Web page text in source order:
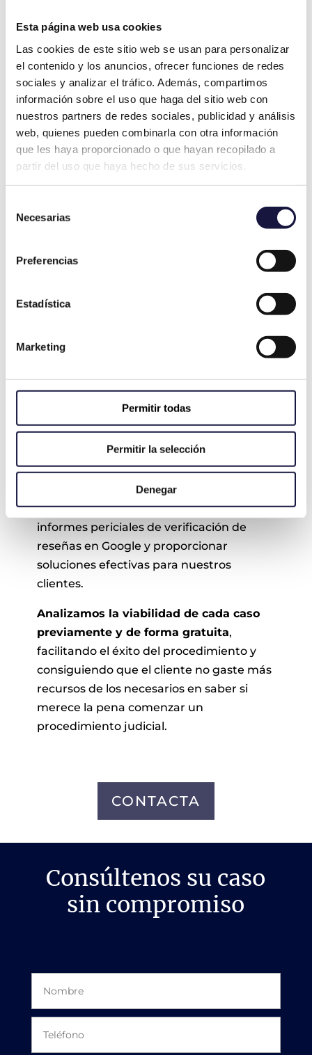
Esta página web usa cookies
Las cookies de este sitio web se usan para personalizar
el contenido y los anuncios, ofrecer funciones de redes
sociales y analizar el tráfico. Además, compartimos
información sobre el uso que haga del sitio web con
nuestros partners de redes sociales, publicidad y análisis
web, quienes pueden combinarla con otra información
que les haya proporcionado o que hayan recopilado a
partir del uso que haya hecho de sus servicios.
Necesarias
Preferencias
Estadística
Marketing
Permitir todas
Permitir la selección
Denegar
Este informe es utilizado como
procedimientos judiciales, donde el
perito trabaja en estrecha colaboración
con nuestros clientes y sus abogados
para garantizar que estén
completamente informados y
comprendan las conclusiones del
dictamen.
El Equipo de VÍA PERICIAL
VÍA PERICIAL dispone de un equipo de
peritos judiciales informáticos, todos
con amplia experiencia,estando
perfectamente capacitados para realizar
informes periciales de verificación de
reseñas en Google y proporcionar
soluciones efectivas para nuestros
clientes.
Analizamos la viabilidad de cada caso
previamente y de forma gratuita,
facilitando el éxito del procedimiento y
consiguiendo que el cliente no gaste más
recursos de los necesarios en saber si
merece la pena comenzar un
procedimiento judicial.
CONTACTA
Consúltenos su caso
sin compromiso